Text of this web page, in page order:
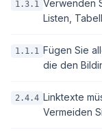
1.3.1 Verwenden
Listen,
1.1.1 Fügen Sie
die den
2.4.4 Linktexte
Vermeiden